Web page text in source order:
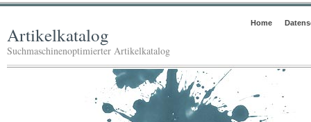
Home
Artikelkatalog
Suchmaschinenoptimierter Artikelkatalog